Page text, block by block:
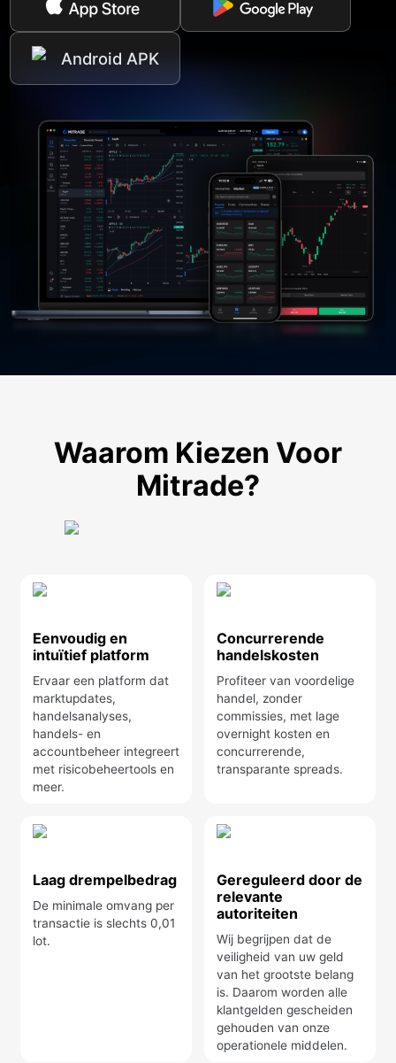
Android APK
Waarom Kiezen Voor
Mitrade?
Eenvoudig en
intuïtief platform
Ervaar een platform dat
marktupdates,
handelsanalyses,
handels- en
accountbeheer integreert
met risicobeheertools en
meer.
Concurrerende
handelskosten
Profiteer van voordelige
handel, zonder
commissies, met lage
overnight kosten en
concurrerende,
transparante spreads.
Laag drempelbedrag
De minimale omvang per
transactie is slechts 0,01
lot.
Gereguleerd door de
relevante
autoriteiten
Wij begrijpen dat de
veiligheid van uw geld
van het grootste belang
is. Daarom worden alle
klantgelden gescheiden
gehouden van onze
operationele middelen.